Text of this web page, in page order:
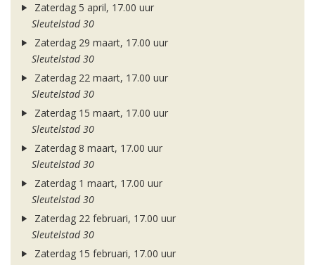
Zaterdag 5 april, 17.00 uur
Sleutelstad 30
Zaterdag 29 maart, 17.00 uur
Sleutelstad 30
Zaterdag 22 maart, 17.00 uur
Sleutelstad 30
Zaterdag 15 maart, 17.00 uur
Sleutelstad 30
Zaterdag 8 maart, 17.00 uur
Sleutelstad 30
Zaterdag 1 maart, 17.00 uur
Sleutelstad 30
Zaterdag 22 februari, 17.00 uur
Sleutelstad 30
Zaterdag 15 februari, 17.00 uur